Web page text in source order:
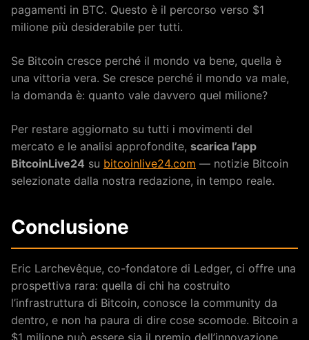
pagamenti in BTC. Questo è il percorso verso $1
milione più desiderabile per tutti.
Se Bitcoin cresce perché il mondo va bene, quella è
una vittoria vera. Se cresce perché il mondo va male,
la domanda è: quanto vale davvero quel milione?
Per restare aggiornato su tutti i movimenti del
mercato e le analisi approfondite, scarica l’app
BitcoinLive24 su bitcoinlive24.com — notizie Bitcoin
selezionate dalla nostra redazione, in tempo reale.
Conclusione
Eric Larchevêque, co-fondatore di Ledger, ci offre una
prospettiva rara: quella di chi ha costruito
l’infrastruttura di Bitcoin, conosce la community da
dentro, e non ha paura di dire cose scomode. Bitcoin a
$1 milione può essere sia il premio dell’innovazione